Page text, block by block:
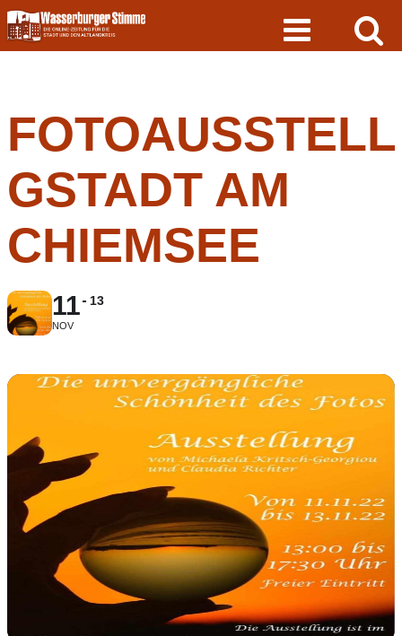
Skip
to
content
GSTADT AM
CHIEMSEE
11
NOV
13